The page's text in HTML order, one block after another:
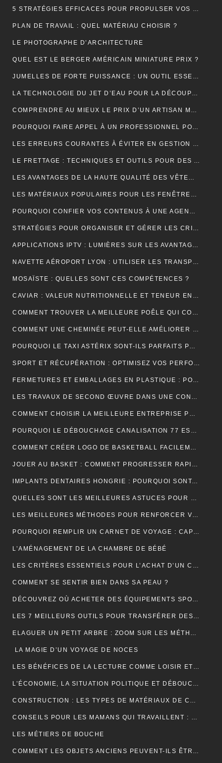
5 STRATÉGIES EFFICACES POUR PROPULSER VOS VENTES EN LIGNE
PLAN DE TRAVAIL : QUEL MATÉRIAU CHOISIR ?
LE PHOTOGRAPHE D’ARCHITECTURE
QUEL EST LE BERGER AMÉRICAIN MINIATURE PRIX ?
JUMELLES DE FORTE PUISSANCE : UN OUTIL ESSENTIEL POUR LE CAMPING
LA TECHNOLOGIE DU JET D’EAU POUR LA DÉCOUPE DES MATÉRIAUX SOLIDES
COMPRENDRE AU MIEUX LE PRIX D’UN ARTISAN MAÇON
POURQUOI FAIRE APPEL À UN PROFESSIONNEL POUR LE DÉBOUCHAGE TOILETTE YVELINES ?
LES ERREURS COURANTES À ÉVITER EN GESTION LOCATIVE ET COMMENT LES PRÉVENIR AVEC UN OUTIL EN LIGNE
LE FRETTAGE : TECHNIQUES ET OUTILS POUR DES ASSEMBLAGES PARFAITS
LES AVANTAGES DE LA HAUTE QUALITÉ DES VÊTEMENTS DE SPORT
LES MATÉRIAUX POPULAIRES POUR LES FENÊTRES DE TOIT : AVANTAGES ET INCONVÉNIENTS
POURQUOI CONFIER VOS CONTENUS À UNE AGENCE DE RÉDACTION ? LA CLÉ DU SUCCÈS EN LIGNE
STRATÉGIES POUR ORGANISER ET GÉRER LES CRISES DANS UNE ENTREPRISE
APPLICATIONS IPTV : LUMIÈRES SUR LES AVANTAGES DE LEUR UTILISATION
NAVETTE AÉROPORT LYON : UTILISER LES TRANSPORTS PUBLICS ET TAXIS
MOSAÏSTE : QUELLES SONT CES COMPÉTENCES ?
CAVIAR : VALEUR NUTRITIONNELLE ET TENEUR EN SODIUM
COMMENT TROUVER LA MEILLEURE POÊLE QUI CONVIENT À VOTRE MAISON ?
COMMENT UNE CHEMINÉE PEUT-ELLE AMÉLIORER LE CONFORT ET L’ESTHÉTIQUE DE VOTRE MAISON ?
POURQUOI LE TAXI ASTÉRIX SONT-ILS PARFAITS POUR LES TOURISTES ?
SPORT ET RÉCUPÉRATION : OPTIMISEZ VOS PERFORMANCES AVEC LES HUILES CBD À PARIS
FERMETURES ET EMBALLAGES EN PLASTIQUE : POUR UNE PROTECTION OPTIMALE DE VOS PRODUITS
LES TRAVAUX DE SECOND ŒUVRE DANS UNE CONSTRUCTION DE MAISON
COMMENT CHOISIR LA MEILLEURE ENTREPRISE POUR VOTRE DÉMÉNAGEMENT PARIS MARSEILLE?
POURQUOI LE DÉBOUCHAGE CANALISATION 77 EST-IL ESSENTIEL POUR ÉVITER LES DÉSAGRÉMENTS MAJEURS ?
COMMENT CRÉER LOGO DE BASKETBALL FACILEMENT ET EFFICACEMENT ?
JOUER AU BASKET : COMMENT PROGRESSER RAPIDEMENT EN TECHNIQUE ?
IMPLANTS DENTAIRES HONGRIE : POURQUOI SONT-ILS LA SOLUTION IDÉALE POUR UN SOURIRE PARFAIT ET ABORDABLE ?
QUELLES SONT LES MEILLEURES ASTUCES POUR UN DÉMÉNAGEMENT ÎLE DE FRANCE RÉUSSI ET SANS TRACAS ?
LES MEILLEURES MÉTHODES POUR RENFORCER VOS ONGLES FRAGILES
POURQUOI REMPLIR UN CARNET DE VOYAGE : CAPTURER L’ÂME DE VOS AVENTURES
L’AMÉNAGEMENT DE LA CHAMBRE DE BÉBÉ
LES CRITÈRES ESSENTIELS POUR L’ACHAT D’UN CÂBLE TYPE 2 POUR VÉHICULES ÉLECTRIQUES
COMMENT SE SENTIR BIEN DANS SA PEAU ?
DÉCOUVREZ OÙ ACHETER DES ÉQUIPEMENTS SPORTIFS DE QUALITÉ EN LIGNE
LES 7 MEILLEURS OUTILS POUR TRANSFÉRER DES DONNÉES D’ANDROID VERS MAC
ELAGUER UN PETIT ARBRE : ZOOM SUR LES MÉTHODES À ADOPTER
LA MAGIE D’UN VOYAGE DE NOCES
LES BÉNÉFICES DE LA LECTURE COMME LOISIR ET SON IMPACT SUR LA COGNITION
L’ÉCONOMIE, LA SITUATION POLITIQUE ET DÉBOUCHÉE
CONSTRUCTION : LES TYPES DE MATÉRIAUX DE CONSTRUCTION UTILISÉS
CONSEILS POUR LES MAMANS QUI TRAVAILLENT : TROUVER UN ÉQUILIBRE ENTRE CARRIÈRE ET VIE FAMILIALE
LES MÉTIERS DE BOUCHE
COMMENT LES OBJETS ANCIENS PEUVENT-ILS ÊTRE UN PLACEMENT FINANCIER INTELLIGENT ?